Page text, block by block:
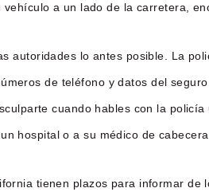
vehículo a un lado de la carretera,
autoridades lo antes posible. La
de teléfono y datos del
cuando hables con la
hospital o a su médico de
tienen plazos para informar